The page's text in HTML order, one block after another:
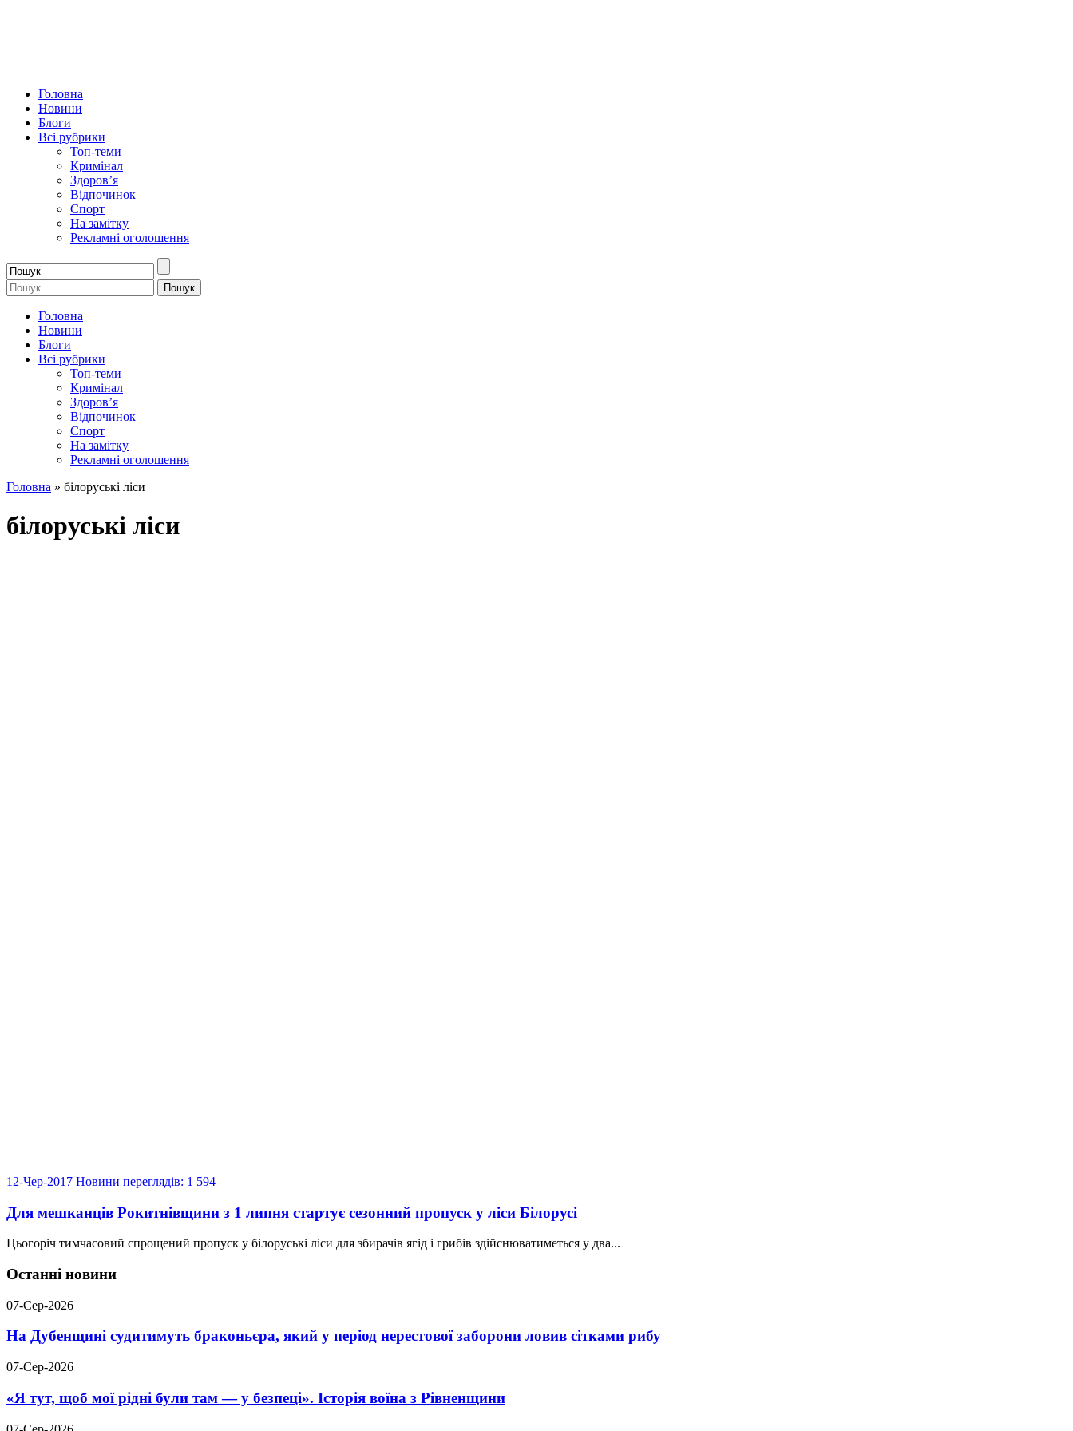
Головна
Новини
Блоги
Всі рубрики
Топ-теми
Кримінал
Здоров’я
Відпочинок
Спорт
На замітку
Рекламні оголошення
Головна
Новини
Блоги
Всі рубрики
Топ-теми
Кримінал
Здоров’я
Відпочинок
Спорт
На замітку
Рекламні оголошення
Головна » білоруські ліси
білоруські ліси
12-Чер-2017 Новини переглядів: 1 594
Для мешканців Рокитнівщини з 1 липня стартує сезонний пропуск у ліси Білорусі
Цьогоріч тимчасовий спрощений пропуск у білоруські ліси для збирачів ягід і грибів здійснюватиметься у два...
Останні новини
07-Сер-2026
На Дубенщині судитимуть браконьєра, який у період нерестової заборони ловив сітками рибу
07-Сер-2026
«Я тут, щоб мої рідні були там — у безпеці». Історія воїна з Рівненщини